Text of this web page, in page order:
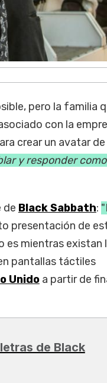
pero la familia
con la
crear un avatar
y responder
de Black Sabbath:
presentación de
es mientras existan
pantallas táctiles
Unidoa partir de
de Black